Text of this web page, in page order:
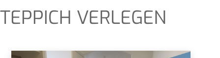
TEP­PICH VERLEGEN